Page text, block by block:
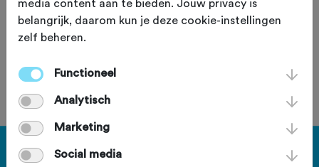
Je bent geen lid van deze club.
Haal meer uit Fietssport en ga
media content aan te bieden. Jouw privacy is
belangrijk, daarom kun je deze cookie-instellingen
zelf beheren.
Functioneel
Analytisch
Marketing
Social media